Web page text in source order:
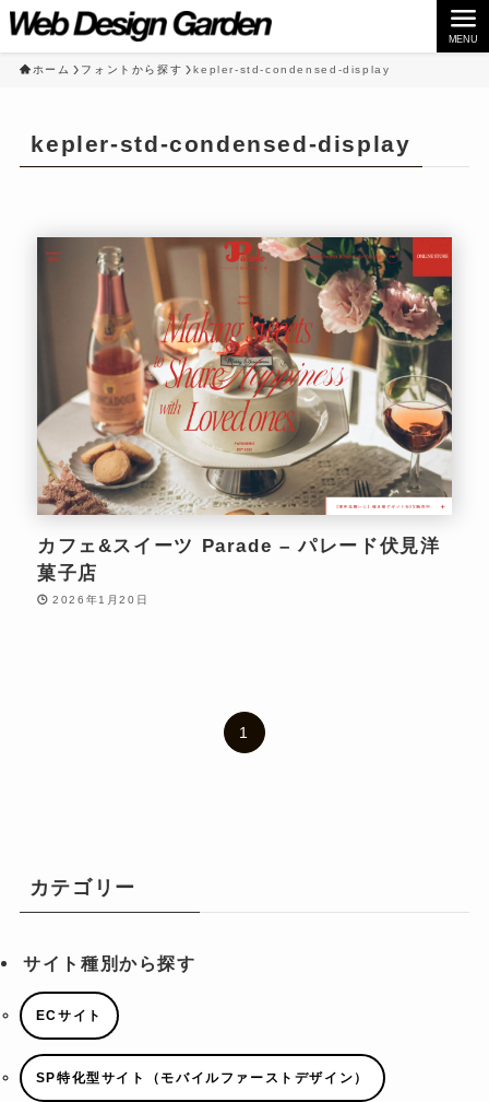
MENU
ホーム フォントから探す kepler-std-condensed-display
kepler-std-condensed-display
カフェ&スイーツ Parade – パレード伏見洋
菓子店
2026年1月20日
1
カテゴリー
サイト種別から探す
ECサイト
SP特化型サイト（モバイルファーストデザイン）